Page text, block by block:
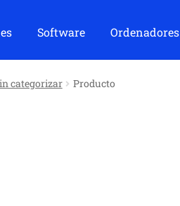
Software Ordenadores
categorizar Producto